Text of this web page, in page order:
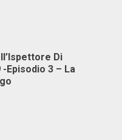
Di
-Episodio 3 – La